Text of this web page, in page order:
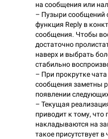
на сообщения или
– Пузыри сообщений
функция Reply в
сообщения. Чтобы
достаточно
наверх и выбрать
стабильно
– При прокрутке
сообщения заметны
появлении
– Текущая
приводит к тому,
накладываются на
такое присутствует в